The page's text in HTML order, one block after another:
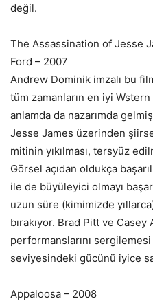
değil.
The Assassination of Jesse
Ford – 2007
Andrew Dominik imzalı bu
tüm zamanların en iyi
anlamda da nazarımda
Jesse James üzerinden
mitinin yıkılması, tersyüz
Görsel açıdan oldukça
ile de büyüleyici olmayı
uzun süre (kimimizde
bırakıyor. Brad Pitt ve Casey
performanslarını
seviyesindeki gücünü iyice
Appaloosa – 2008